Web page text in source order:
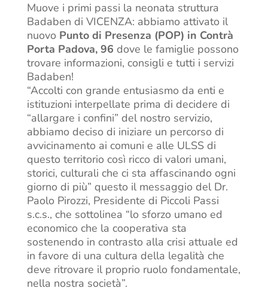
Muove i primi passi la neonata struttura
Badaben di VICENZA: abbiamo attivato il
nuovo Punto di Presenza (POP) in Contrà
Porta Padova, 96 dove le famiglie possono
trovare informazioni, consigli e tutti i servizi
Badaben!
“Accolti con grande entusiasmo da enti e
istituzioni interpellate prima di decidere di
“allargare i confini” del nostro servizio,
abbiamo deciso di iniziare un percorso di
avvicinamento ai comuni e alle ULSS di
questo territorio così ricco di valori umani,
storici, culturali che ci sta affascinando ogni
giorno di più” questo il messaggio del Dr.
Paolo Pirozzi, Presidente di Piccoli Passi
s.c.s., che sottolinea “lo sforzo umano ed
economico che la cooperativa sta
sostenendo in contrasto alla crisi attuale ed
in favore di una cultura della legalità che
deve ritrovare il proprio ruolo fondamentale,
nella nostra società”.